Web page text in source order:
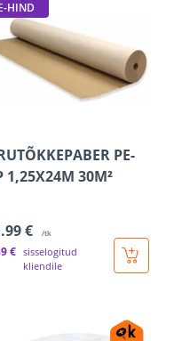
HIND
PE-
1,25X24M 30M²
.99 € /tk
€ sisselogitud
kliendile